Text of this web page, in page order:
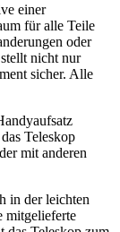
einer
für alle Teile
oder
nicht nur
sicher. Alle
Teleskop
mit anderen
in der leichten
mitgelieferte